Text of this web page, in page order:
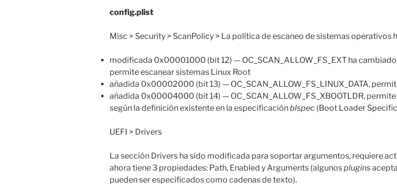
config.plist
Misc > Security > ScanPolicy > La política de escaneo de sistemas operativos
modificada 0x00001000 (bit 12) — OC_SCAN_ALLOW_FS_EXT ha cambiado
permite escanear sistemas Linux Root
añadida 0x00002000 (bit 13) — OC_SCAN_ALLOW_FS_LINUX_DATA,
añadida 0x00004000 (bit 14) — OC_SCAN_ALLOW_FS_XBOOTLDR,
según la definición existente en la especificaciónblspec (Boot Loader
UEFI > Drivers
La sección Drivers ha sido modificada para soportar argumentos, requiere
ahora tiene 3 propiedades: Path, Enabled y Arguments (algunosplugins
pueden ser especificados como cadenas de texto).